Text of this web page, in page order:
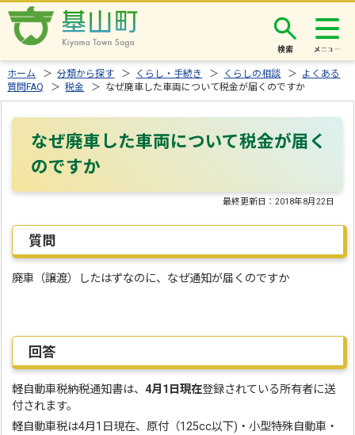
検索
ホーム ＞分類から探す ＞ くらし・手続き ＞ くらしの相談 ＞ よくある
質問FAQ
＞税金 ＞ なぜ廃車した車両について税金が届くのですか
なぜ廃車した車両について税金が届く
のですか
最終更新日：2018年8月22日
質問
廃車（譲渡）したはずなのに、なぜ通知が届くのですか
回答
軽自動車税納税通知書は、4月1日現在登録されている所有者に送
付されます。
軽自動車税は4月1日現在、原付（125cc以下)・小型特殊自動車・